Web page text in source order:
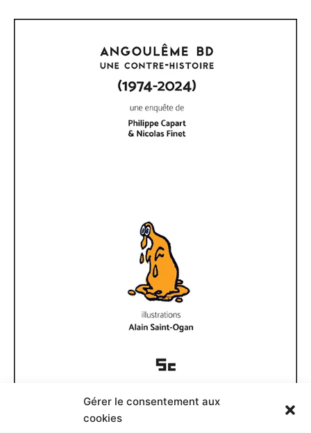
Gérer le consentement aux
cookies
Documents disponibles